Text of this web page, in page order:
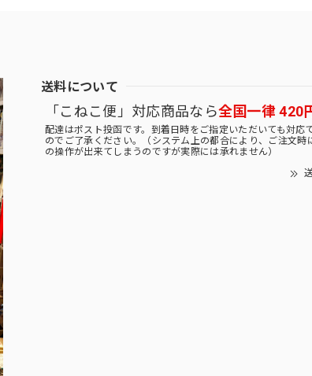
送料について
「こねこ便」対応商品なら全国一律 420
配達はポスト投函です。到着日時をご指定いただいても対応
のでご了承ください。（システム上の都合により、ご注文時
の操作が出来てしまうのですが実際には承れません）